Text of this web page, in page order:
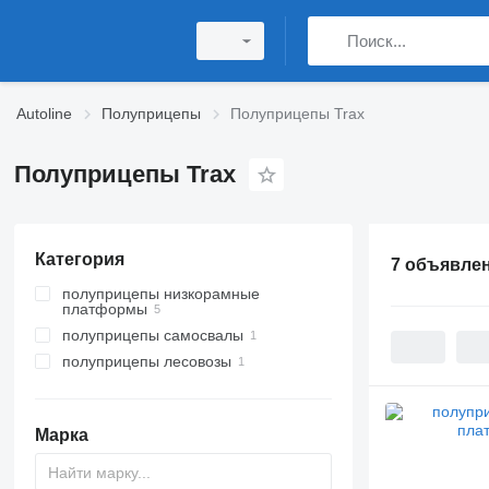
Autoline Полуприцепы Полуприцепы Trax
Полуприцепы Trax
Категория
полуприцепы низкорамные
платформы
полуприцепы самосвалы
полуприцепы лесовозы
Марка
7